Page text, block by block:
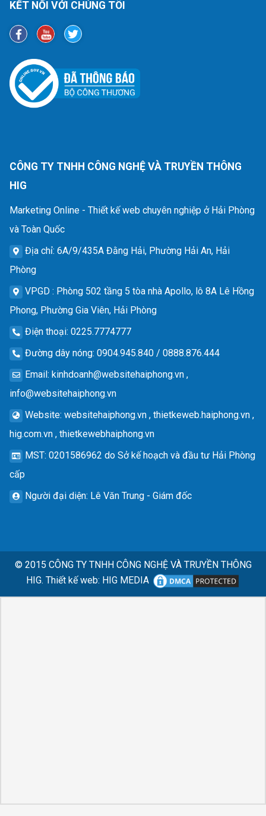
KẾT NỐI VỚI CHÚNG TÔI
CÔNG TY TNHH CÔNG NGHỆ VÀ TRUYỀN THÔNG
HIG
Marketing Online - Thiết kế web chuyên nghiệp ở Hải Phòng
và Toàn Quốc
Địa chỉ: 6A/9/435A Đằng Hải, Phường Hải An, Hải
Phòng
VPGD : Phòng 502 tầng 5 tòa nhà Apollo, lô 8A Lê Hồng
Phong, Phường Gia Viên, Hải Phòng
Điện thoại: 0225.7774777
Đường dây nóng: 0904.945.840 / 0888.876.444
Email: kinhdoanh@websitehaiphong.vn ,
info@websitehaiphong.vn
Website: websitehaiphong.vn , thietkeweb.haiphong.vn ,
hig.com.vn , thietkewebhaiphong.vn
MST: 0201586962 do Sở kế hoạch và đầu tư Hải Phòng
cấp
Người đại diện: Lê Văn Trung - Giám đốc
© 2015 CÔNG TY TNHH CÔNG NGHỆ VÀ TRUYỀN THÔNG
HIG. Thiết kế web: HIG MEDIA